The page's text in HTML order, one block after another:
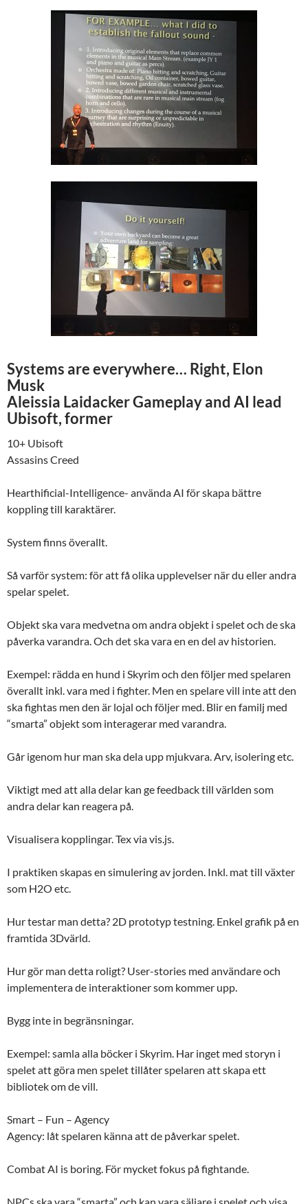
Systems are everywhere… Right, Elon
Musk
Aleissia Laidacker Gameplay and AI lead
Ubisoft, former
10+ Ubisoft
Assasins Creed
Hearthificial-Intelligence- använda AI för skapa bättre
koppling till karaktärer.
System finns överallt.
Så varför system: för att få olika upplevelser när du eller andra
spelar spelet.
Objekt ska vara medvetna om andra objekt i spelet och de ska
påverka varandra. Och det ska vara en en del av historien.
Exempel: rädda en hund i Skyrim och den följer med spelaren
överallt inkl. vara med i fighter. Men en spelare vill inte att den
ska fightas men den är lojal och följer med. Blir en familj med
“smarta” objekt som interagerar med varandra.
Går igenom hur man ska dela upp mjukvara. Arv, isolering etc.
Viktigt med att alla delar kan ge feedback till världen som
andra delar kan reagera på.
Visualisera kopplingar. Tex via vis.js.
I praktiken skapas en simulering av jorden. Inkl. mat till växter
som H2O etc.
Hur testar man detta? 2D prototyp testning. Enkel grafik på en
framtida 3Dvärld.
Hur gör man detta roligt? User-stories med användare och
implementera de interaktioner som kommer upp.
Bygg inte in begränsningar.
Exempel: samla alla böcker i Skyrim. Har inget med storyn i
spelet att göra men spelet tillåter spelaren att skapa ett
bibliotek om de vill.
Smart – Fun – Agency
Agency: låt spelaren känna att de påverkar spelet.
Combat AI is boring. För mycket fokus på fightande.